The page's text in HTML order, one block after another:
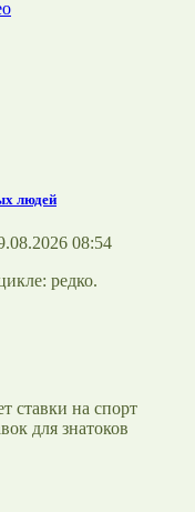
людей
08:54
редко.
ставки на спорт
для знатоков